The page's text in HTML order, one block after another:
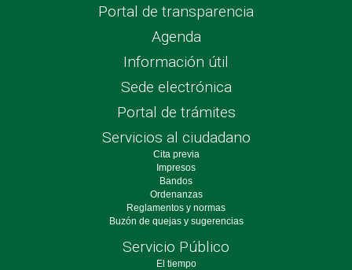
Portal de transparencia
Agenda
Información útil
Sede electrónica
Portal de trámites
Servicios al ciudadano
Cita previa
Impresos
Bandos
Ordenanzas
Reglamentos y normas
Buzón de quejas y sugerencias
Servicio Público
El tiempo